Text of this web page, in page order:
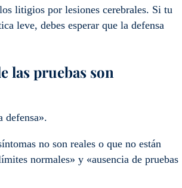
litigios por lesiones cerebrales. Si tu
leve, debes esperar que la defensa
las pruebas son
defensa».
no son reales o que no están
normales» y «ausencia de pruebas